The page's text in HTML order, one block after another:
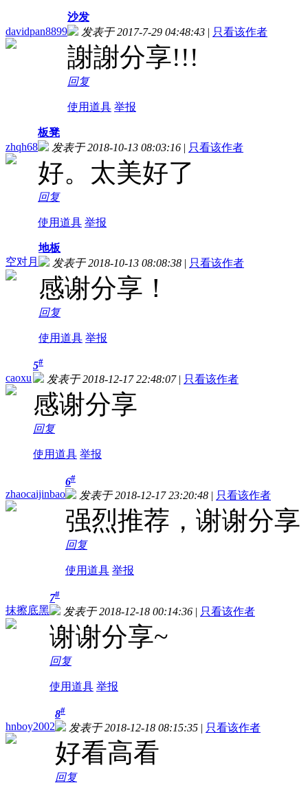
davidpan8899
沙发
发表于 2017-7-29 04:48:43 | 只看该作者
謝謝分享!!!
回复
使用道具 举报
zhqh68
板凳
发表于 2018-10-13 08:03:16 | 只看该作者
好。太美好了
回复
使用道具 举报
空对月
地板
发表于 2018-10-13 08:08:38 | 只看该作者
感谢分享！
回复
使用道具 举报
caoxu
5#
发表于 2018-12-17 22:48:07 | 只看该作者
感谢分享
回复
使用道具 举报
zhaocaijinbao
6#
发表于 2018-12-17 23:20:48 | 只看该作者
强烈推荐，谢谢分享
回复
使用道具 举报
抹擦底黑
7#
发表于 2018-12-18 00:14:36 | 只看该作者
谢谢分享~
回复
使用道具 举报
hnboy2002
8#
发表于 2018-12-18 08:15:35 | 只看该作者
好看高看
回复